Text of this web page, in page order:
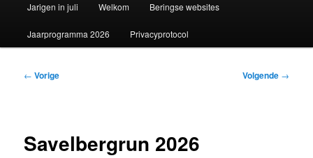
Jarigen in juli Welkom Beringse websites
Jaarprogramma 2026 Privacyprotocol
Bericht
← Vorige Volgende →
Savelbergrun 2026